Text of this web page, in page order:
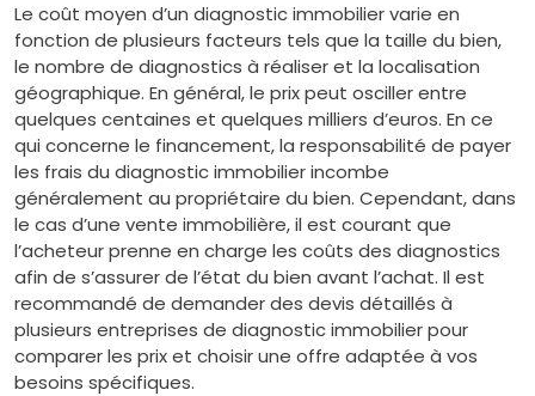
Le coût moyen d’un diagnostic immobilier varie en
fonction de plusieurs facteurs tels que la taille du bien,
le nombre de diagnostics à réaliser et la localisation
géographique. En général, le prix peut osciller entre
quelques centaines et quelques milliers d’euros. En ce
qui concerne le financement, la responsabilité de payer
les frais du diagnostic immobilier incombe
généralement au propriétaire du bien. Cependant, dans
le cas d’une vente immobilière, il est courant que
l’acheteur prenne en charge les coûts des diagnostics
afin de s’assurer de l’état du bien avant l’achat. Il est
recommandé de demander des devis détaillés à
plusieurs entreprises de diagnostic immobilier pour
comparer les prix et choisir une offre adaptée à vos
besoins spécifiques.